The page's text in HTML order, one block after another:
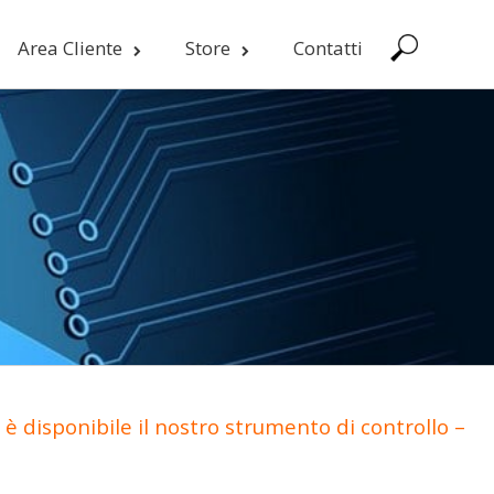
Area Cliente Store Contatti
disponibile il nostro strumento di controllo –